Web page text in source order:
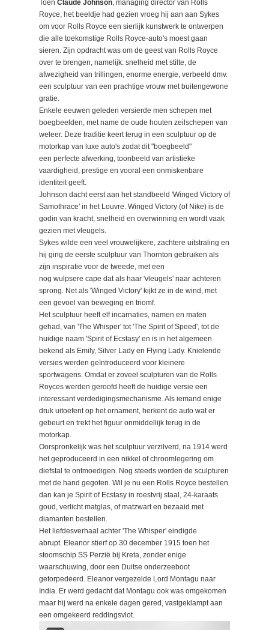
Toen Claude Johnson , managing director van Rolls
Royce, het beeldje had gezien vroeg hij aan aan Sykes
om voor Rolls Royce een ​​sierlijk kunstwerk te ontwerpen
die alle toekomstige Rolls Royce-auto's moest gaan
sieren. Zijn opdracht was om de geest van Rolls Royce
over te brengen, namelijk: snelheid met stilte, de
afwezigheid van trillingen, enorme energie, verbeeld dmv.
een sculptuur van een prachtige vrouw met buitengewone
gratie.
Enkele eeuwen geleden versierde men schepen met
boegbeelden, met name de oude houten zeilschepen van
weleer. Deze traditie keert terug in een sculptuur op de
motorkap van luxe auto's zodat dit "boegbeeld"
een perfecte afwerking, toonbeeld van artistieke
vaardigheid, prestige en vooral een onmiskenbare
identiteit geeft.
Johnson dacht eerst aan het standbeeld 'Winged Victory of
Samothrace' in het Louvre. Winged Victory (of Nike) is de
godin van kracht, snelheid en overwinning en wordt vaak
gezien met vleugels.
Sykes wilde een veel vrouwelijkere, zachtere uitstraling en
hij ging de eerste sculptuur van Thornton gebruiken als
zijn inspiratie voor de tweede, met een
nog wulpsere cape dat als haar 'vleugels' naar achteren
sprong. Net als 'Winged Victory' kijkt ze in de wind, met
een gevoel van beweging en triomf.
Het sculptuur heeft elf incarnaties, namen en maten
gehad, van 'The Whisper' tot 'The Spirit of Speed', tot de
huidige naam 'Spirit of Ecstasy' en is in het algemeen
bekend als Emily, Silver Lady en Flying Lady. Knielende
versies werden geïntroduceerd voor kleinere
sportwagens. Omdat er zoveel sculpturen van de Rolls
Royces werden geroofd heeft de huidige versie een
interessant verdedigingsmechanisme. Als iemand enige
druk uitoefent op het ornament, herkent de auto wat er
gebeurt en trekt het figuur onmiddellijk terug in de
motorkap.
Oorspronkelijk was het sculptuur verzilverd, na 1914 werd
het geproduceerd in een nikkel of chroomlegering om
diefstal te ontmoedigen. Nog steeds worden de sculpturen
met de hand gegoten. Wil je nu een Rolls Royce bestellen
dan kan je Spirit of Ecstasy in roestvrij staal, 24-karaats
goud, verlicht matglas, of matzwart en bezaaid met
diamanten bestellen.
Het liefdesverhaal achter 'The Whisper' eindigde
abrupt. Eleanor stierf op 30 december 1915 toen het
stoomschip SS Perzië bij Kreta, zonder enige
waarschuwing, door een Duitse onderzeeboot
getorpedeerd. Eleanor vergezelde Lord Montagu naar
India. Er werd gedacht dat Montagu ook was omgekomen
maar hij werd na enkele dagen gered, vastgeklampt aan
een omgekeerd reddingsvlot.